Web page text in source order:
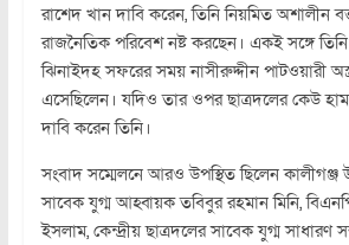
রাশেদ খান দাবি করেন, তিনি নিয়মিত অশালীন
রাজনৈতিক পরিবেশ নষ্ট করছেন। একই সঙ্গে
ঝিনাইদহ সফরের সময় নাসীরুদ্দীন পাটওয়ারী
এসেছিলেন। যদিও তার ওপর ছাত্রদলের কেউ
দাবি করেন তিনি।
সংবাদ সম্মেলনে আরও উপস্থিত ছিলেন কালীগঞ্জ
সাবেক যুগ্ম আহ্বায়ক তবিবুর রহমান মিনি,
ইসলাম, কেন্দ্রীয় ছাত্রদলের সাবেক যুগ্ম সাধারণ